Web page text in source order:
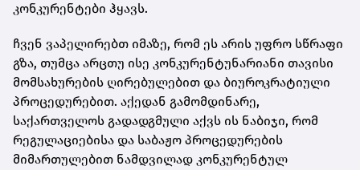
კონკურენტები ჰყავს.
ჩვენ ვაპელირებთ იმაზე, რომ ეს არის უფრო სწრაფი
გზა, თუმცა არცთუ ისე კონკურენტუნარიანი თავისი
მომსახურების ღირებულებით და ბიუროკრატიული
პროცედურებით. აქედან გამომდინარე,
საქართველოს გადადგმული აქვს ის ნაბიჯი, რომ
რეგულაციებისა და საბაჟო პროცედურების
მიმართულებით ნამდვილად კონკურენტულ